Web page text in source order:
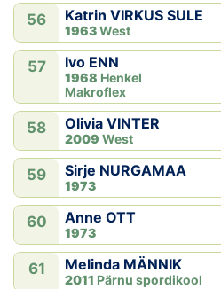
56 Katrin VIRKUS SULE
1963West
57 Ivo ENN
1968 Henkel
Makroflex
58 Olivia VINTER
2009 West
59 Sirje NURGAMAA
1973
60 Anne OTT
1973
61 Melinda MÄNNIK
2011 Pärnu spordikool